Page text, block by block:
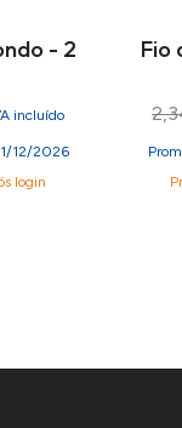
- 2
incluído
12/2026
login
Fio